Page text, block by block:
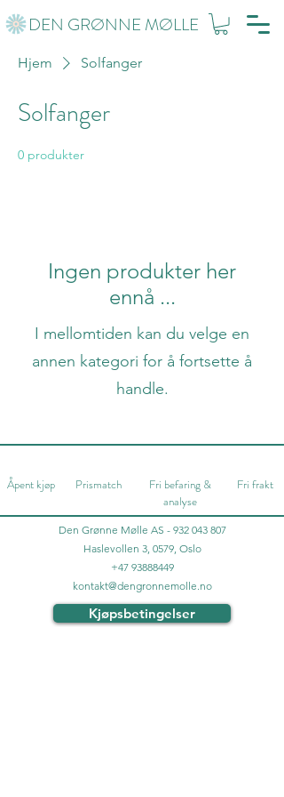
DEN GRØNNE MØLLE
Hjem Solfanger
Solfanger
0 produkter
Ingen produkter her
ennå ...
I mellomtiden kan du velge en
annen kategori for å fortsette å
handle.
Åpent kjøp Prismatch
Fri befaring &
analyse
Fri frakt
Den Grønne Mølle AS - 932 043 807
Haslevollen 3, 0579, Oslo
+47 93888449
kontakt@dengronnemolle.no
Kjøpsbetingelser